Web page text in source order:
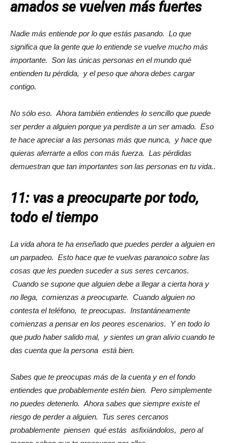
amados se vuelven más fuertes
Nadie más entiende por lo que estás pasando. Lo que
significa que la gente que lo entiende se vuelve mucho más
importante. Son las únicas personas en el mundo qué
entienden tu pérdida, y el peso que ahora debes cargar
contigo.
No sólo eso. Ahora también entiendes lo sencillo que puede
ser perder a alguien porque ya perdiste a un ser amado. Eso
te hace apreciar a las personas más que nunca, y hace que
quieras aferrarte a ellos con más fuerza. Las pérdidas
demuestran que tan importantes son las personas en tu vida..
11: vas a preocuparte por todo,
todo el tiempo
La vida ahora te ha enseñado que puedes perder a alguien en
un parpadeo. Esto hace que te vuelvas paranoico sobre las
cosas que les pueden suceder a sus seres cercanos.
Cuando se supone que alguien debe a llegar a cierta hora y
no llega, comienzas a preocuparte. Cuando alguien no
contesta el teléfono, te preocupas. Instantáneamente
comienzas a pensar en los peores escenarios. Y en todo lo
que pudo haber salido mal, y sientes un gran alivio cuando te
das cuenta que la persona está bien.
Sabes que te preocupas más de la cuenta y en el fondo
entiendes que probablemente estén bien. Pero simplemente
no puedes detenerlo. Ahora sabes que siempre existe el
riesgo de perder a alguien. Tus seres cercanos
probablemente piensen qué estás asfixiándolos, pero al